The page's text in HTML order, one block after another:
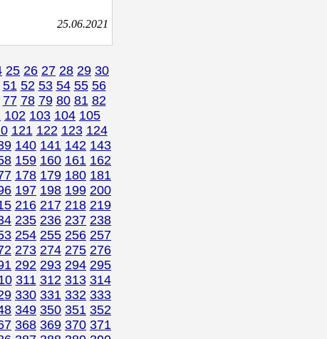
25.06.2021
25 26 27 28 29 30
51 52 53 54 55 56
77 78 79 80 81 82
102 103 104 105
121 122 123 124
140 141 142 143
159 160 161 162
178 179 180 181
197 198 199 200
216 217 218 219
235 236 237 238
254 255 256 257
273 274 275 276
292 293 294 295
311 312 313 314
330 331 332 333
349 350 351 352
368 369 370 371